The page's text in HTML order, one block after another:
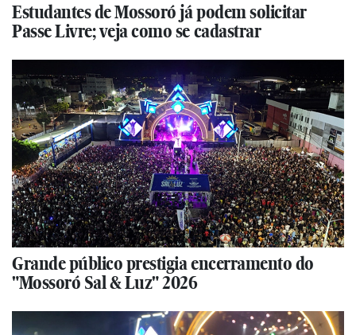
Estudantes de Mossoró já podem solicitar
Passe Livre; veja como se cadastrar
Grande público prestigia encerramento do
"Mossoró Sal & Luz" 2026